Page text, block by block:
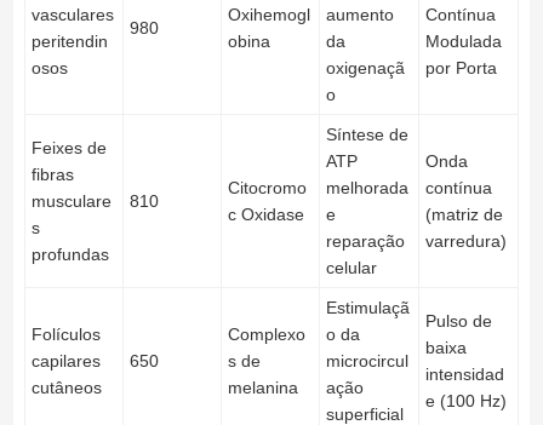
vasculares
peritendin
osos
980
Oxihemogl
obina
aumento
da
oxigenaçã
o
Contínua
Modulada
por Porta
Feixes de
fibras
musculare
s
profundas
810
Citocromo
c Oxidase
Síntese de
ATP
melhorada
e
reparação
celular
Onda
contínua
(matriz de
varredura)
Folículos
capilares
cutâneos
650
Complexo
s de
melanina
Estimulaçã
o da
microcircul
ação
superficial
Pulso de
baixa
intensidad
e (100 Hz)